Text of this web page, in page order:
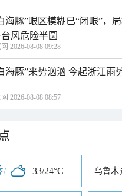
海豚”眼区模糊已“闭眼”，
风危险半圆
2026-08-08 09:28
海豚”来势汹汹 今起浙江雨
2026-08-08 08:57
/ 33/24°C 乌鲁木